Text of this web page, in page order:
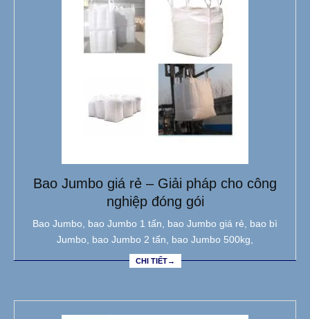
Bao Jumbo giá rẻ – Giải pháp cho công
nghiệp đóng gói
Bao Jumbo, bao Jumbo 1 tấn, bao Jumbo giá rẻ, bao bì
Jumbo, bao Jumbo 2 tấn, bao Jumbo 500kg,
CHI TIẾT→